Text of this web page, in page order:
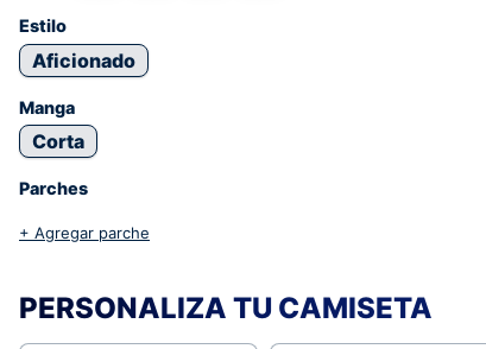
Estilo
Aficionado
Manga
Corta
Parches
+ Agregar parche
PERSONALIZA TU CAMISETA